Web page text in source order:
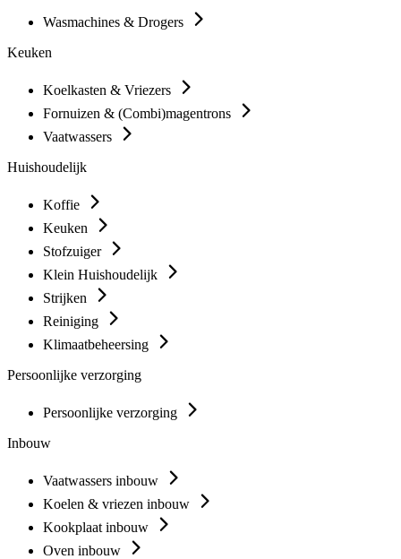
Wasmachines & Drogers
Keuken
Koelkasten & Vriezers
Fornuizen & (Combi)magentrons
Vaatwassers
Huishoudelijk
Koffie
Keuken
Stofzuiger
Klein Huishoudelijk
Strijken
Reiniging
Klimaatbeheersing
Persoonlijke verzorging
Persoonlijke verzorging
Inbouw
Vaatwassers inbouw
Koelen & vriezen inbouw
Kookplaat inbouw
Oven inbouw